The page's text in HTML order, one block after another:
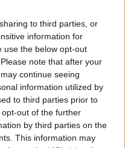
to third parties, or
information for
use the below opt-out
note that after your
continue seeing
information utilized by
to third parties prior to
out of the further
by third parties on the
This information may
vs Chanko Zaynukov